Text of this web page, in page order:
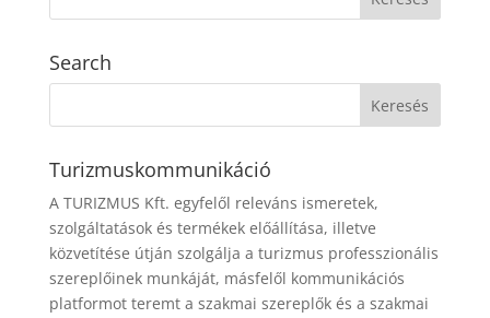
Search
Turizmuskommunikáció
A TURIZMUS Kft. egyfelől releváns ismeretek,
szolgáltatások és termékek előállítása, illetve
közvetítése útján szolgálja a turizmus professzionális
szereplőinek munkáját, másfelől kommunikációs
platformot teremt a szakmai szereplők és a szakmai